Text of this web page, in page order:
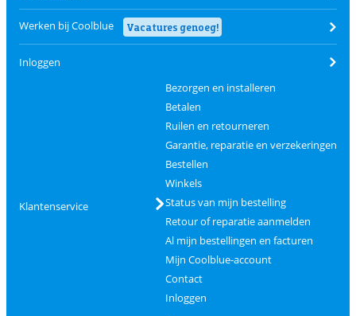
Werken bij Coolblue Vacatures genoeg!
Inloggen
Klantenservice
Bezorgen en installeren
Betalen
Ruilen en retourneren
Garantie, reparatie en verzekeringen
Bestellen
Winkels
Status van mijn bestelling
Retour of reparatie aanmelden
Al mijn bestellingen en facturen
Mijn Coolblue-account
Contact
Inloggen